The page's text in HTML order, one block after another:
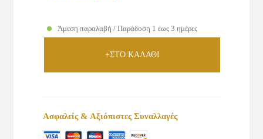
Άμεση παραλαβή / Παράδοση 1 έως 3 ημέρες
+ΣΤΟ ΚΑΛΑΘΙ
Ασφαλείς & Αξιόπιστες Συναλλαγές